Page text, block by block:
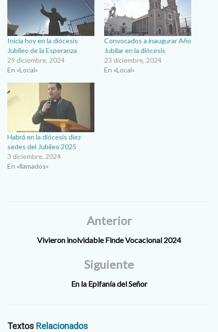
Inicia hoy en la diócesis
Jubileo de la Esperanza
29 diciembre, 2024
En «Local»
Convocados a inaugurar Año
Jubilar en la diócesis
23 diciembre, 2024
En «Local»
Habrá en la diócesis diez
sedes del Jubileo 2025
3 diciembre, 2024
En «llamados»
Anterior
Vivieron inolvidable Finde Vocacional 2024
Siguiente
En la Epifanía del Señor
Textos Relacionados